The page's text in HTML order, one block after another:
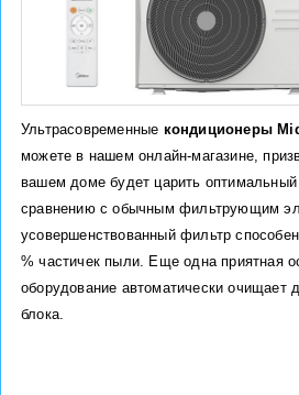
Ультрасовременные кондиционеры
можете в нашем онлайн-магазине,
вашем доме будет царить
сравнению с обычным фильтрующим
усовершенствованный фильтр
% частичек пыли. Еще одна приятная
оборудование автоматически очищает
блока.